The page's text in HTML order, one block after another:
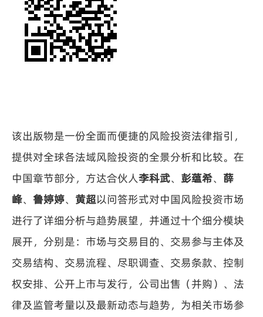
该出版物是一份全面而便捷的风险投资法律指引，
提供对全球各法域风险投资的全景分析和比较。在
中国章节部分，方达合伙人李科武、 彭蕴希、 薛
峰、 鲁婷婷、 黄超以问答形式对中国风险投资市场
进行了详细分析与趋势展望，并通过十个细分模块
展开，分别是：市场与交易目的、交易参与主体及
交易结构、交易流程、尽职调查、交易条款、控制
权安排、公开上市与发行，公司出售（并购）、法
律及监管考量以及最新动态与趋势，为相关市场参